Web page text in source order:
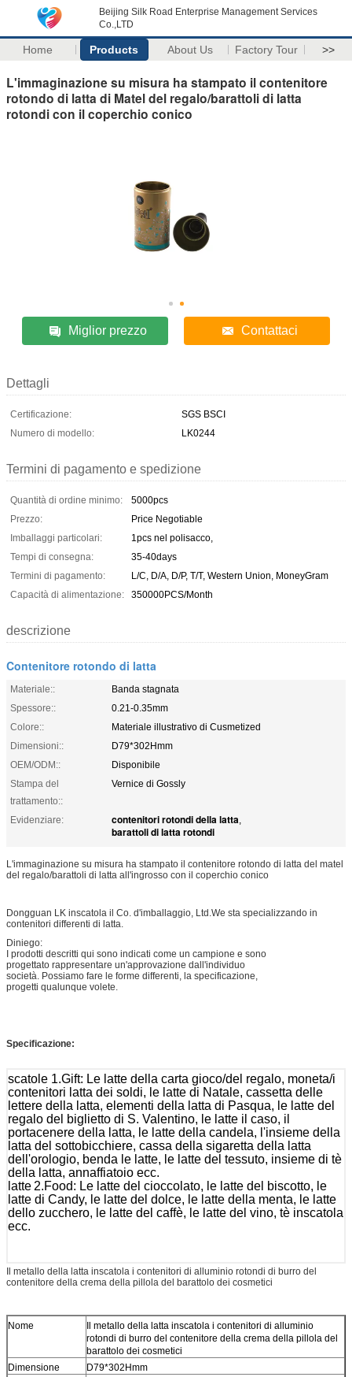
Beijing Silk Road Enterprise Management Services
Co.,LTD
Home Products About Us Factory Tour >>
L'immaginazione su misura ha stampato il contenitore
rotondo di latta di Matel del regalo/barattoli di latta
rotondi con il coperchio conico
Miglior prezzo Contattaci
Dettagli
Certificazione:
SGS BSCI
Numero di modello:
LK0244
Termini di pagamento e spedizione
Quantità di ordine minimo:
5000pcs
Prezzo:
Price Negotiable
Imballaggi particolari:
1pcs nel polisacco,
Tempi di consegna:
35-40days
Termini di pagamento:
L/C, D/A, D/P, T/T, Western Union, MoneyGram
Capacità di alimentazione:
350000PCS/Month
descrizione
Contenitore rotondo di latta
Materiale::
Banda stagnata
Spessore::
0.21-0.35mm
Colore::
Materiale illustrativo di Cusmetized
Dimensioni::
D79*302Hmm
OEM/ODM::
Disponibile
Stampa del
trattamento::
Vernice di Gossly
Evidenziare: contenitori rotondi della latta,
barattoli di latta rotondi
L'immaginazione su misura ha stampato il contenitore rotondo di latta del matel
del regalo/barattoli di latta all'ingrosso con il coperchio conico
Dongguan LK inscatola il Co. d'imballaggio, Ltd.We sta specializzando in
contenitori differenti di latta.
Diniego:
I prodotti descritti qui sono indicati come un campione e sono
progettato rappresentare un'approvazione dall'individuo
società. Possiamo fare le forme differenti, la specificazione,
progetti qualunque volete.
Specificazione:
scatole 1.Gift: Le latte della carta gioco/del regalo, moneta/i
contenitori latta dei soldi, le latte di Natale, cassetta delle
lettere della latta, elementi della latta di Pasqua, le latte del
regalo del biglietto di S. Valentino, le latte il caso, il
portacenere della latta, le latte della candela, l'insieme della
latta del sottobicchiere, cassa della sigaretta della latta
dell'orologio, benda le latte, le latte del tessuto, insieme di tè
della latta, annaffiatoio ecc.
latte 2.Food: Le latte del cioccolato, le latte del biscotto, le
latte di Candy, le latte del dolce, le latte della menta, le latte
dello zucchero, le latte del caffè, le latte del vino, tè inscatola
ecc.
Il metallo della latta inscatola i contenitori di alluminio rotondi di burro del
contenitore della crema della pillola del barattolo dei cosmetici
Nome
Il metallo della latta inscatola i contenitori di alluminio
rotondi di burro del contenitore della crema della pillola del
barattolo dei cosmetici
Dimensione
D79*302Hmm